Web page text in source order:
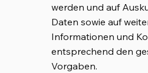
werden und auf
Daten sowie auf
Informationen und
entsprechend den
Vorgaben.